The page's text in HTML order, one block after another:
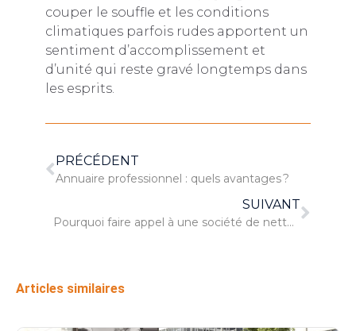
couper le souffle et les conditions
climatiques parfois rudes apportent un
sentiment d’accomplissement et
d’unité qui reste gravé longtemps dans
les esprits.
PRÉCÉDENT
Annuaire professionnel : quels avantages ?
SUIVANT
Pourquoi faire appel à une société de nettoyage locale fait toute la différence au Mans
Articles similaires